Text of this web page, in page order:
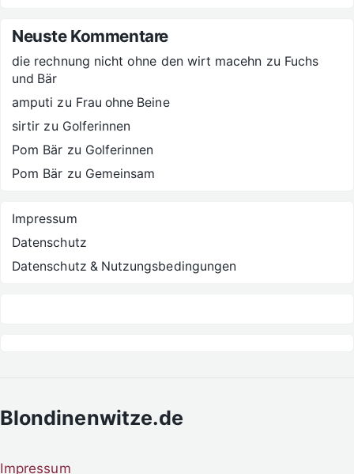
Neuste Kommentare
die rechnung nicht ohne den wirt macehn zu Fuchs
und Bär
amputi zu Frau ohne Beine
sirtir zu Golferinnen
Pom Bär zu Golferinnen
Pom Bär zu Gemeinsam
Impressum
Datenschutz
Datenschutz & Nutzungsbedingungen
Blondinenwitze.de
Impressum